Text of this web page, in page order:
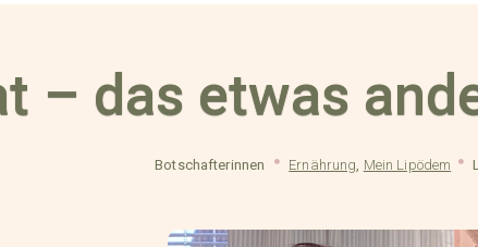
– das etwas
Botschafterinnen Ernährung, Mein Lipödem